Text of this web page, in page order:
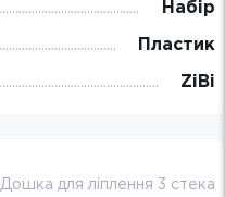
Набір
Пластик
ZiBi
Дошка для ліплення 3 стека